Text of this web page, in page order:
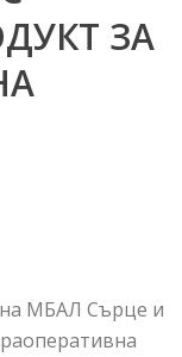
ЗА
МБАЛ Сърце и